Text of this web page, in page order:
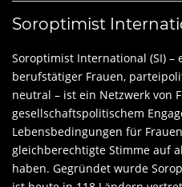
Soroptimist
Soroptimist International (SI) –
berufstätiger Frauen,
neutral – ist ein Netzwerk von
gesellschaftspolitischem
Lebensbedingungen für
gleichberechtigte Stimme auf
haben. Gegründet wurde